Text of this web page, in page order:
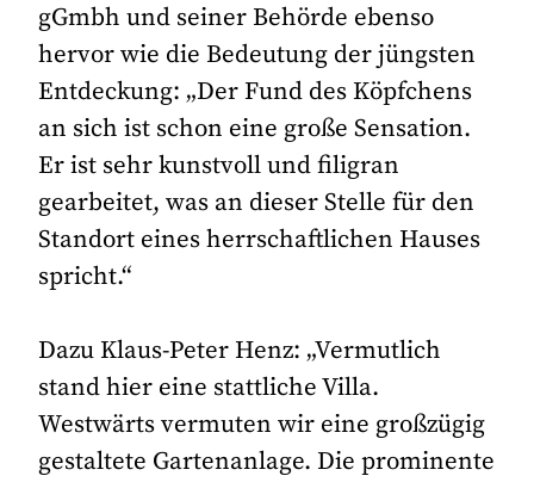
gGmbh und seiner Behörde ebenso
hervor wie die Bedeutung der jüngsten
Entdeckung: „Der Fund des Köpfchens
an sich ist schon eine große Sensation.
Er ist sehr kunstvoll und filigran
gearbeitet, was an dieser Stelle für den
Standort eines herrschaftlichen Hauses
spricht.“
Dazu Klaus-Peter Henz: „Vermutlich
stand hier eine stattliche Villa.
Westwärts vermuten wir eine großzügig
gestaltete Gartenanlage. Die prominente